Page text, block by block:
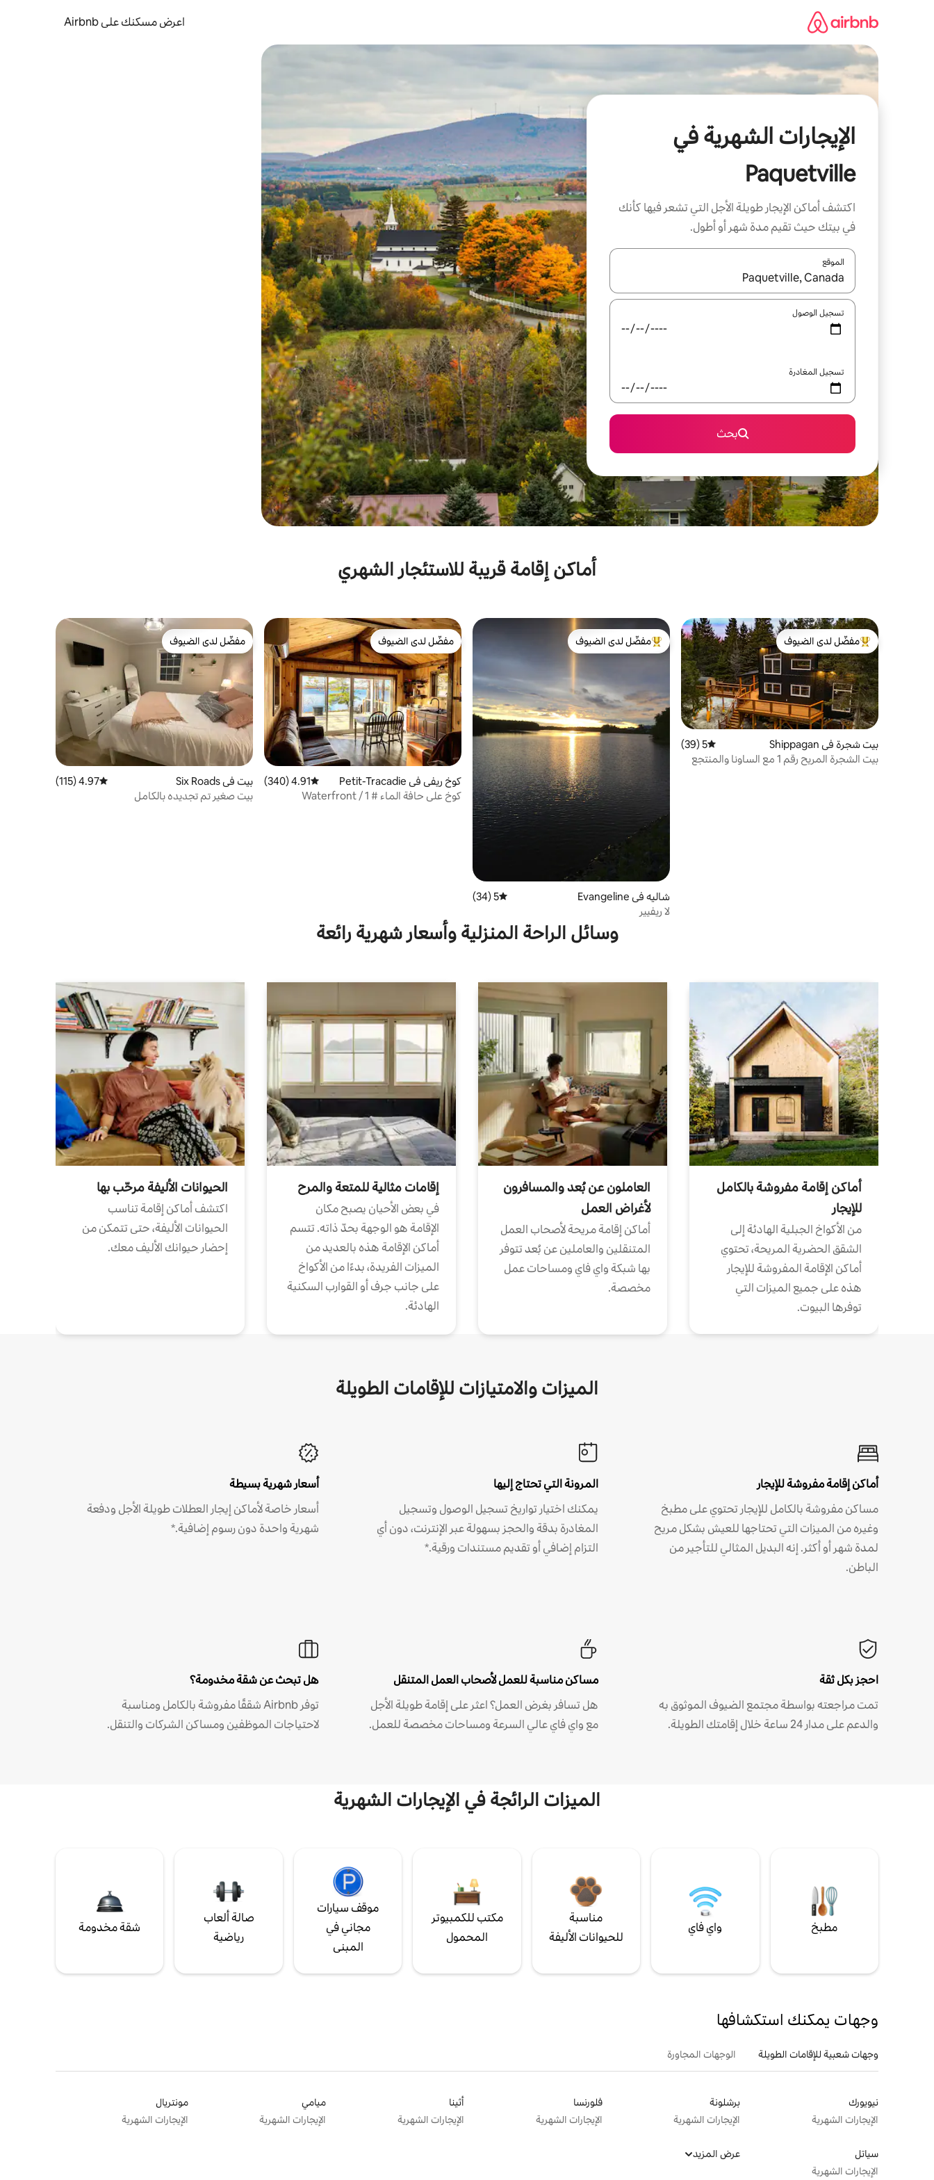
اعرض مسكنك على Airbnb
الإيجارات الشهرية في
Paquetville
اكتشف أماكن الإيجار طويلة الأجل التي تشعر فيها كأنك
في بيتك حيث تقيم مدة شهر أو أطول.
الموقع
عند توفر النتائج، انتقل باستخدام السهمين لأعلى ولأسفل أو استكشف عن طريق اللمس أو السحب.
تسجيل الوصول
تسجيل المغادرة
بحث
أماكن إقامة قريبة للاستئجار الشهري
من أبرز البيوت المفضّلة لدى الضيوف
مفضّل لدى الضيوف
بيت شجرة في Shippagan متوسط التقييم 5 من 5، 39 مراجعات
5 (39)
بيت الشجرة المريح رقم 1 مع الساونا والمنتجع
من أبرز البيوت المفضّلة لدى الضيوف
مفضّل لدى الضيوف
شاليه في Evangeline متوسط التقييم 5 من 5، 34 مراجعات
5 (34)
لا ريفيير
مفضّل لدى الضيوف
مفضّل لدى الضيوف
كوخ ريفي في Petit-Tracadie متوسط التقييم 4.91 من 5، 340 مراجعات
4.91 (340)
كوخ على حافة الماء # 1 / Waterfront
مفضّل لدى الضيوف
مفضّل لدى الضيوف
بيت في Six Roads متوسط التقييم 4.97 من 5، 115 مراجعات
4.97 (115)
بيت صغير تم تجديده بالكامل
وسائل الراحة المنزلية وأسعار شهرية رائعة
أماكن إقامة مفروشة بالكامل
للإيجار
من الأكواخ الجبلية الهادئة إلى
الشقق الحضرية المريحة، تحتوي
أماكن الإقامة المفروشة للإيجار
هذه على جميع الميزات التي
توفرها البيوت.
العاملون عن بُعد والمسافرون
لأغراض العمل
أماكن إقامة مريحة لأصحاب العمل
المتنقلين والعاملين عن بُعد تتوفر
بها شبكة واي فاي ومساحات عمل
مخصصة.
إقامات مثالية للمتعة والمرح
في بعض الأحيان يصبح مكان
الإقامة هو الوجهة بحدّ ذاته. تتسم
أماكن الإقامة هذه بالعديد من
الميزات الفريدة، بدءًا من الأكواخ
على جانب جرف أو القوارب السكنية
الهادئة.
الحيوانات الأليفة مرحّب بها
اكتشف أماكن إقامة تناسب
الحيوانات الأليفة، حتى تتمكن من
إحضار حيوانك الأليف معك.
الميزات والامتيازات للإقامات الطويلة
أماكن إقامة مفروشة للإيجار
مساكن مفروشة بالكامل للإيجار تحتوي على مطبخ
وغيره من الميزات التي تحتاجها للعيش بشكل مريح
لمدة شهر أو أكثر. إنه البديل المثالي للتأجير من
الباطن.
المرونة التي تحتاج إليها
يمكنك اختيار تواريخ تسجيل الوصول وتسجيل
المغادرة بدقة والحجز بسهولة عبر الإنترنت، دون أي
التزام إضافي أو تقديم مستندات ورقية.*
أسعار شهرية بسيطة
أسعار خاصة لأماكن إيجار العطلات طويلة الأجل ودفعة
شهرية واحدة دون رسوم إضافية.*
احجز بكل ثقة
تمت مراجعته بواسطة مجتمع الضيوف الموثوق به
والدعم على مدار 24 ساعة خلال إقامتك الطويلة.
مساكن مناسبة للعمل لأصحاب العمل المتنقل
هل تسافر بغرض العمل؟ اعثر على إقامة طويلة الأجل
مع واي فاي عالي السرعة ومساحات مخصصة للعمل.
هل تبحث عن شقة مخدومة؟
توفر Airbnb شققًا مفروشة بالكامل ومناسبة
لاحتياجات الموظفين ومساكن الشركات والتنقل.
الميزات الرائجة في الإيجارات الشهرية
مطبخ واي فاي
مناسبة
للحيوانات الأليفة
مكتب للكمبيوتر
المحمول
موقف سيارات
مجاني في
المبنى
صالة ألعاب
رياضية
شقة مخدومة
وجهات يمكنك استكشافها
وجهات شعبية للإقامات الطويلة الوجهات المجاورة
نيويورك
الإيجارات الشهرية
برشلونة
الإيجارات الشهرية
فلورنسا
الإيجارات الشهرية
أثينا
الإيجارات الشهرية
ميامي
الإيجارات الشهرية
مونتريال
الإيجارات الشهرية
سياتل
الإيجارات الشهرية
عرض المزيد